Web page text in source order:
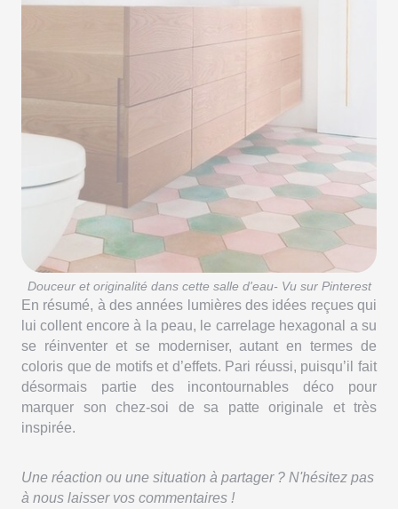
Douceur et originalité dans cette salle d'eau- Vu sur Pinterest
En résumé, à des années lumières des idées reçues qui
lui collent encore à la peau, le carrelage hexagonal a su
se réinventer et se moderniser, autant en termes de
coloris que de motifs et d’effets. Pari réussi, puisqu’il fait
désormais partie des incontournables déco pour
marquer son chez-soi de sa patte originale et très
inspirée.
Une réaction ou une situation à partager ? N'hésitez pas
à nous laisser vos commentaires !